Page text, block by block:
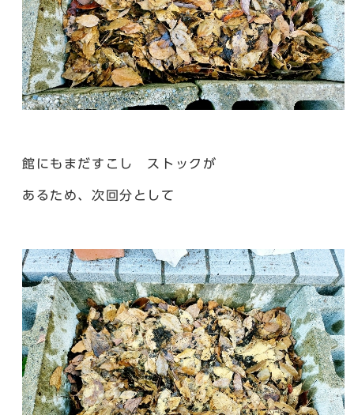
館にもまだすこし ストックが
あるため、次回分として